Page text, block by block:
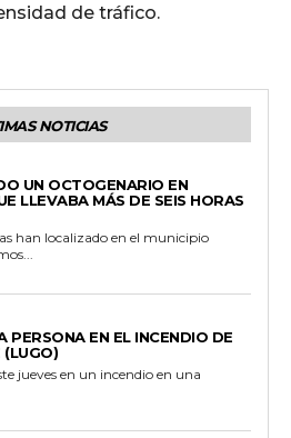
de tráfico.
NOTICIAS
UN OCTOGENARIO EN
LLEVABA MÁS DE SEIS HORAS
han localizado en el municipio
PERSONA EN EL INCENDIO DE
(LUGO)
jueves en un incendio en una